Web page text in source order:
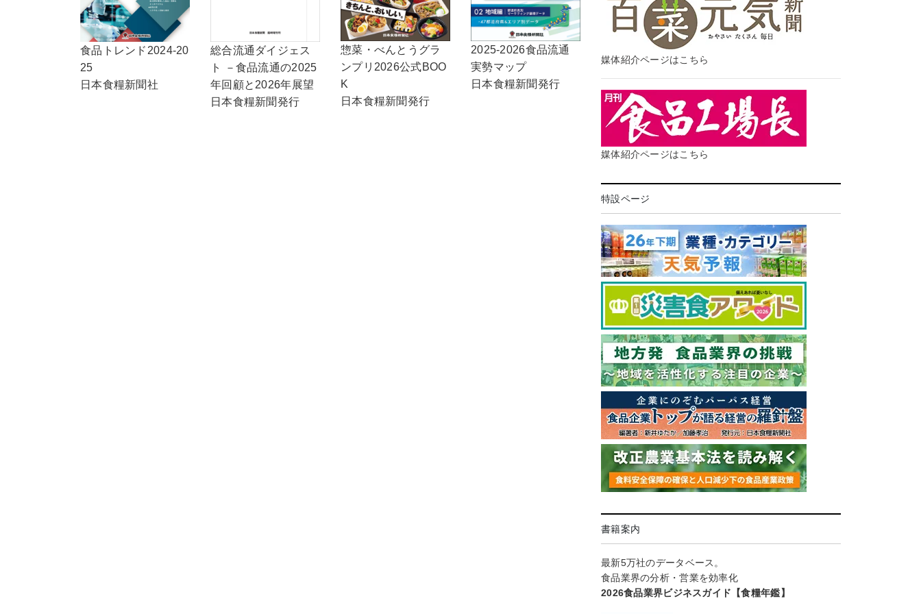
食品トレンド2024-20
25
日本食糧新聞社
総合流通ダイジェス
ト －食品流通の2025
年回顧と2026年展望
日本食糧新聞発行
惣菜・べんとうグラ
ンプリ2026公式BOO
K
日本食糧新聞発行
2025-2026食品流通
実勢マップ
日本食糧新聞発行
媒体紹介ページはこちら
媒体紹介ページはこちら
特設ページ
書籍案内
最新5万社のデータベース。
食品業界の分析・営業を効率化
2026食品業界ビジネスガイド【食糧年鑑】